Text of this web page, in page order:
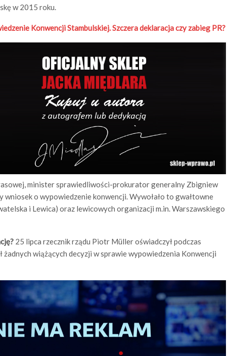
w 2015 roku.
Konwencji Stambulskiej. Szczera deklaracja czy zabieg PR?
minister sprawiedliwości-prokurator generalny Zbigniew
wniosek o wypowiedzenie konwencji. Wywołało to gwałtowne
i Lewica) oraz lewicowych organizacji m.in. Warszawskiego
25 lipca rzecznik rządu Piotr Müller oświadczył podczas
żadnych wiążących decyzji w sprawie wypowiedzenia Konwencji